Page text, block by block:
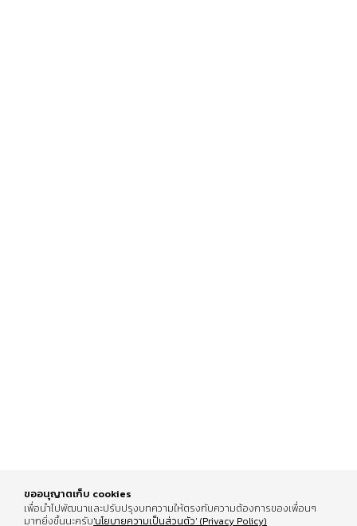
ขออนุญาตเก็บ cookies
เพื่อนำไปพัฒนาและปรับปรุงบทความให้ตรงกับความต้องการของเพื่อนๆ
มากยิ่งขึ้นนะครับ'นโยบายความเป็นส่วนตัว' (Privacy Policy)